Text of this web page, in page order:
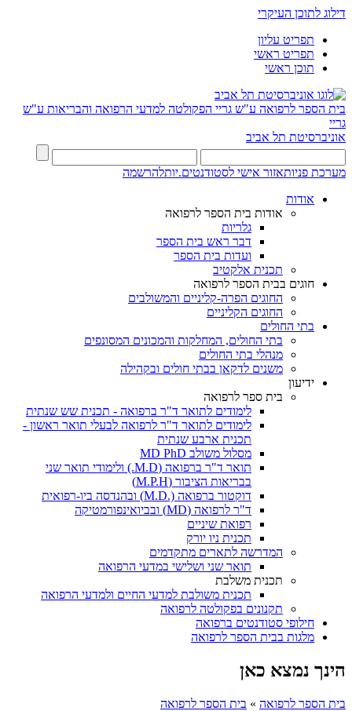
דילוג לתוכן העיקרי
תפריט עליון
תפריט ראשי
תוכן ראשי
בית הספר לרפואה ע"ש גריי הפקולטה למדעי הרפואה והבריאות ע"ש
גריי
אוניברסיטת תל אביב
מערכת פניותאזור אישי לסטודנטים.יותלהרשמה
אודות
אודות בית הספר לרפואה
גלריות
דבר ראש בית הספר
ועדות בית הספר
תכנית אלקטיב
חוגים בבית הספר לרפואה
החוגים הפרה-קליניים והמשולבים
החוגים הקליניים
בתי החולים
בתי החולים, המחלקות והמכונים המסונפים
מנהלי בתי החולים
משנים לדקאן בבתי חולים ובקהילה
ידיעון
בית ספר לרפואה
לימודים לתואר ד"ר ברפואה - תכנית שש שנתית
לימודים לתואר ד"ר לרפואה לבעלי תואר ראשון -
תכנית ארבע שנתית
מסלול משולב MD PhD
תואר ד"ר ברפואה (M.D.) ולימודי תואר שני
בבריאות הציבור (M.P.H)
דוקטור ברפואה (.M.D) ובהנדסה ביו-רפואית
ד"ר לרפואה (MD) ובביואינפורמטיקה
רפואת שיניים
תכנית ניו יורק
המדרשה לתארים מתקדמים
תואר שני ושלישי במדעי הרפואה
תכנית משלבת
תכנית משולבת למדעי החיים ולמדעי הרפואה
תקנונים בפקולטה לרפואה
חילופי סטודנטים ברפואה
מלגות בבית הספר לרפואה
הינך נמצא כאן
בית הספר לרפואה » בית הספר לרפואה